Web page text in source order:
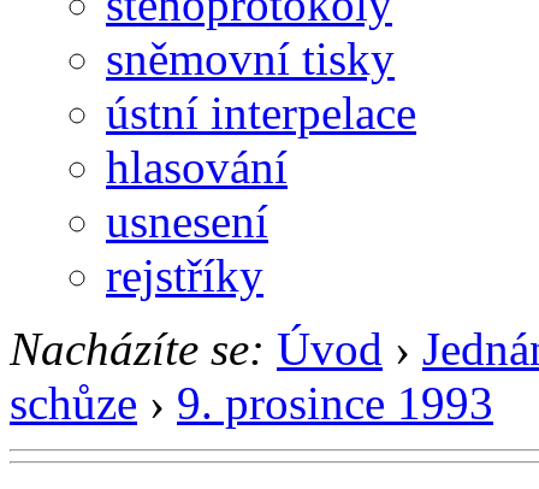
sněmovní tisky
ústní interpelace
hlasování
usnesení
rejstříky
Nacházíte se: Úvod ›
schůze › 9. prosince 1993